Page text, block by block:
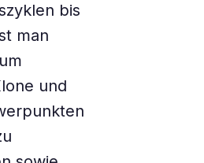
bis
man
und